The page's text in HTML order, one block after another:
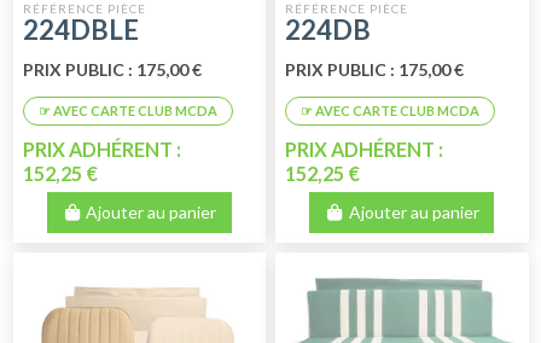
224DBLE
PRIX PUBLIC : 175,00 €
PRIX ADHÉRENT :
152,25 €
Ajouter au panier
224DB
PRIX PUBLIC : 175,00 €
PRIX ADHÉRENT :
152,25 €
Ajouter au panier